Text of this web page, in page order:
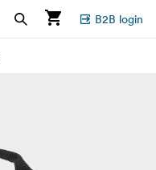
B2B login